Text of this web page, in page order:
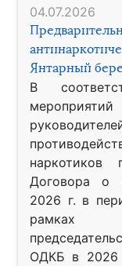
04.07.2026
Янтарный
В
наркотиков
Договора о
2026 г. в
рамках
ОДКБ в 2026